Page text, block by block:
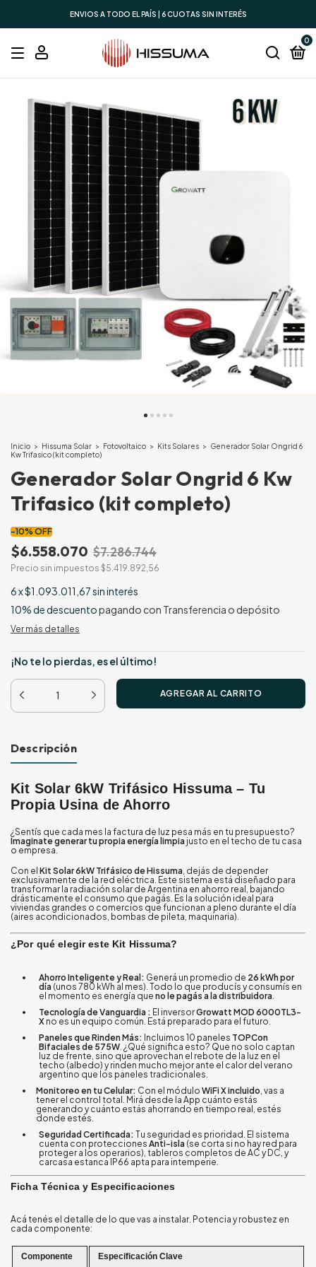
ENVIOS A TODO EL PAÍS | 6 CUOTAS SIN INTERÉS
0
Inicio > Hissuma Solar > Fotovoltaico > Kits Solares > Generador Solar Ongrid 6
Kw Trifasico (kit completo)
Generador Solar Ongrid 6 Kw
Trifasico (kit completo)
-10% OFF
$6.558.070 $7.286.744
Precio sin impuestos $5.419.892,56
6x$1.093.011,67sin interés
10% de descuentopagando con Transferencia o depósito
Ver más detalles
¡No te lo pierdas, es el último!
Descripción
Kit Solar 6kW Trifásico Hissuma – Tu
Propia Usina de Ahorro
¿Sentís que cada mes la factura de luz pesa más en tu presupuesto?
Imaginate generar tu propia energía limpia justo en el techo de tu casa
o empresa.
Con el Kit Solar 6kW Trifásico de Hissuma, dejás de depender
exclusivamente de la red eléctrica. Este sistema está diseñado para
transformar la radiación solar de Argentina en ahorro real, bajando
drásticamente el consumo que pagás. Es la solución ideal para
viviendas grandes o comercios que funcionan a pleno durante el día
(aires acondicionados, bombas de pileta, maquinaria).
¿Por qué elegir este Kit Hissuma?
Ahorro Inteligente y Real: Generá un promedio de 26 kWh por
día (unos 780 kWh al mes). Todo lo que producís y consumís en
el momento es energía que no le pagás a la distribuidora
Tecnología de Vanguardia : El inversorGrowatt MOD 6000TL3-
X no es un equipo común. Está preparado para el futuro.
Paneles que Rinden Más: Incluimos 10 paneles TOPCon
Bifaciales de 575W . ¿Qué significa esto? Que no solo captan
luz de frente, sino que aprovechan el rebote de la luz en el
techo (albedo) y rinden mucho mejor ante el calor del verano
argentino que los paneles tradicionales.
Monitoreo en tu Celular: Con el módulo WiFi X incluido , vas a
tener el control total. Mirá desde la App cuánto estás
generando y cuánto estás ahorrando en tiempo real, estés
donde estés.
Seguridad Certificada: Tu seguridad es prioridad. El sistema
cuenta con protecciones Anti-isla (se corta si no hay red para
proteger a los operarios), tableros completos de AC y DC, y
carcasa estanca IP66 apta para intemperie.
Ficha Técnica y Especificaciones
Acá tenés el detalle de lo que vas a instalar. Potencia y robustez en
cada componente:
Componente Especificación Clave